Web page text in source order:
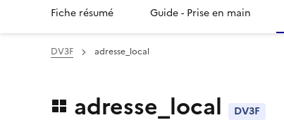
Fiche résumé Guide - Prise en main
DV3F adresse_local
adresse_local DV3F